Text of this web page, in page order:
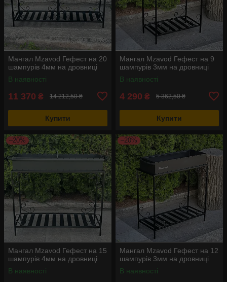
Мангал Mzavod Гефест на 20
шампурів 4мм на дровниці
В наявності
11 370 ₴ 14 212,50 ₴
Купити
Мангал Mzavod Гефест на 9
шампурів 3мм на дровниці
В наявності
4 290 ₴ 5 362,50 ₴
Купити
–20%
Мангал Mzavod Гефест на 15
шампурів 4мм на дровниці
В наявності
–20%
Мангал Mzavod Гефест на 12
шампурів 3мм на дровниці
В наявності